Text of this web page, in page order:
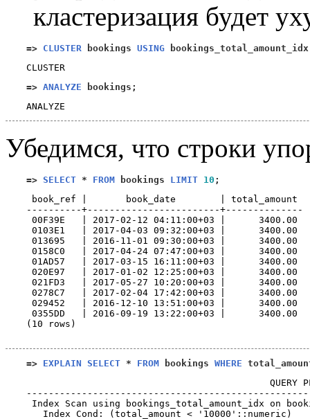
кластеризация будет
=> CLUSTER bookings USING bookings_total_amount_idx
=> ANALYZE bookings ;
Убедимся, что строки
=> SELECT * FROM bookings LIMIT 10 ;
book_ref |       book_date        | total_amount
----------+------------------------+--------------
00F39E   | 2017-02-12 04:11:00+03 |      3400.00
0103E1   | 2017-04-03 09:32:00+03 |      3400.00
013695   | 2016-11-01 09:30:00+03 |      3400.00
0158C0   | 2017-04-24 07:47:00+03 |      3400.00
01AD57   | 2017-03-15 16:11:00+03 |      3400.00
020E97   | 2017-01-02 12:25:00+03 |      3400.00
021FD3   | 2017-05-27 10:20:00+03 |      3400.00
0278C7   | 2017-02-04 17:42:00+03 |      3400.00
029452   | 2016-12-10 13:51:00+03 |      3400.00
0355DD   | 2016-09-19 13:22:00+03 |      3400.00
(10 rows)
=> EXPLAIN SELECT * FROM bookings WHERE
Index Scan using bookings_total_amount_idx on
   Index Cond: (total_amount < '10000'::numeric)